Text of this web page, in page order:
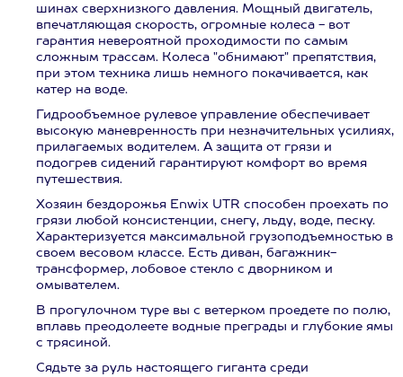
шинах сверхнизкого давления. Мощный двигатель,
впечатляющая скорость, огромные колеса - вот
гарантия невероятной проходимости по самым
сложным трассам. Колеса "обнимают" препятствия,
при этом техника лишь немного покачивается, как
катер на воде.
Гидрообъемное рулевое управление обеспечивает
высокую маневренность при незначительных усилиях,
прилагаемых водителем. А защита от грязи и
подогрев сидений гарантируют комфорт во время
путешествия.
Хозяин бездорожья Enwix UTR способен проехать по
грязи любой консистенции, снегу, льду, воде, песку.
Характеризуется максимальной грузоподъемностью в
своем весовом классе. Есть диван, багажник-
трансформер, лобовое стекло с дворником и
омывателем.
В прогулочном туре вы с ветерком проедете по полю,
вплавь преодолеете водные преграды и глубокие ямы
с трясиной.
Сядьте за руль настоящего гиганта среди